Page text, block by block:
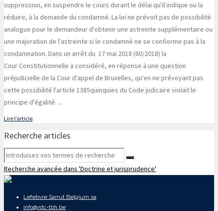
suppression, en suspendre le cours durant le délai qu'il indique ou la
réduire, à la demande du condamné. La loi ne prévoit pas de possibilité
analogue pour le demandeur d'obtenir une astreinte supplémentaire ou
une majoration de l'astreinte si le condamné ne se confiorme pas à la
condamnation. Dans un arrêt du 17 mai 2018 (60/2018) la
Cour Constitutionnelle a considéré, en réponse à une question
préjudicielle de la Cour d'appel de Bruxelles, qu'en ne prévoyant pas
cette possibilité l'article 1385quinquies du Code judicaire violait le
principe d'égalité. ...
Lire l’article
Recherche articles
Recherche avancée dans 'Doctrine et jurisprudence'
Lefebvre Sarrut Belgium sa
info@rdc-tbh.be